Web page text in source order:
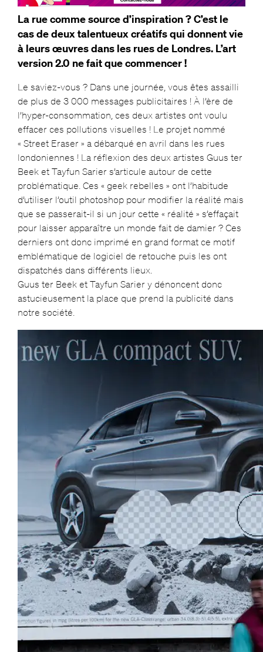
La rue comme source d’inspiration ? C’est le
cas de deux talentueux créatifs qui donnent vie
à leurs œuvres dans les rues de Londres. L’art
version 2.0 ne fait que commencer !
Le saviez-vous ? Dans une journée, vous êtes assailli
de plus de 3 000 messages publicitaires ! À l’ère de
l’hyper-consommation, ces deux artistes ont voulu
effacer ces pollutions visuelles ! Le projet nommé
« Street Eraser » a débarqué en avril dans les rues
londoniennes ! La réflexion des deux artistes Guus ter
Beek et Tayfun Sarier s’articule autour de cette
problématique. Ces « geek rebelles » ont l’habitude
d’utiliser l’outil photoshop pour modifier la réalité mais
que se passerait-il si un jour cette « réalité » s’effaçait
pour laisser apparaître un monde fait de damier ? Ces
derniers ont donc imprimé en grand format ce motif
emblématique de logiciel de retouche puis les ont
dispatchés dans différents lieux.
Guus ter Beek et Tayfun Sarier y dénoncent donc
astucieusement la place que prend la publicité dans
notre société.